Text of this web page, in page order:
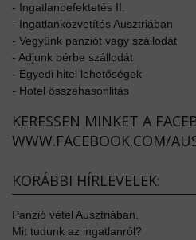
- Ingatlanbefektetés II.
- Ingatlanközvetítés Ausztriában
- Vegyünk panziót vagy szállodát
- Adjunk bérbe szállodát
- Egyedi hitel lehetőségek
- Hotel összehasonlitás
KERESSEN MINKET A
WWW.FACEBOOK.COM/
KORÁBBI HÍRLEVELEK:
Panzió vétel Ausztriában.
Mit tudunk az ingatlanról?